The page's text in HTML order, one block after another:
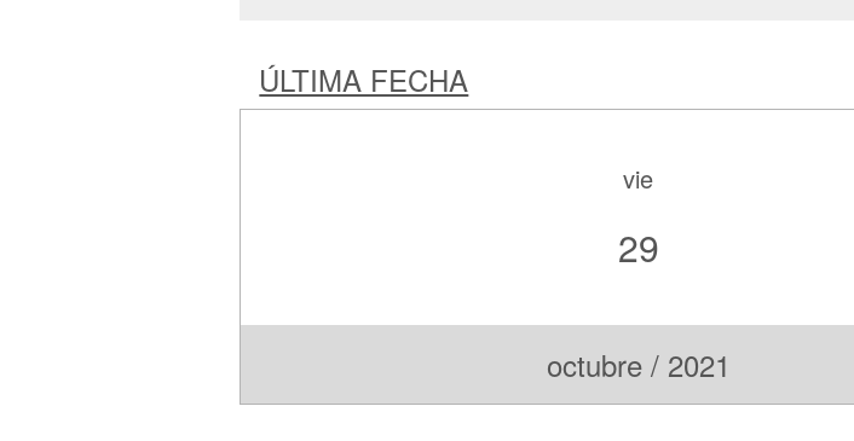
ÚLTIMA FECHA
vie
29
octubre / 2021